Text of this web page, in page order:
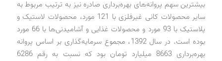
بیشترین سهم پروانه‌های بهره‌برداری صادره نیز به ترتیب مربوط به
سایر محصولات کانی غیرفلزی با 121 مورد، محصولات لاستیک و
پلاستیک با 93 مورد و محصولات غذایی و آشامیدنی‌ها با 66 مورد
بوده است. در سال 1392، مجموع سرمایه‌گذاری بر اساس پروانه
بهره‌برداری 8663 میلیارد تومان بود که نسبت به رقم 6286